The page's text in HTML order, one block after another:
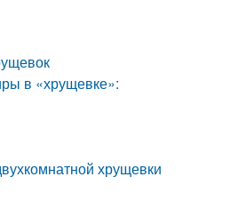
в «хрущевке»:
хрущевки